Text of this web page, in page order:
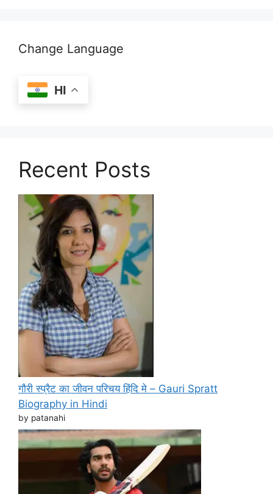
Change Language
HI
Recent Posts
गौरी स्प्रैट का जीवन परिचय हिंदि मे – Gauri Spratt
Biography in Hindi
by patanahi